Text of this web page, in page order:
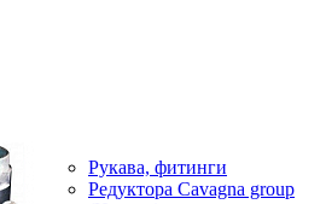
Рукава, фитинги
Редуктора Cavagna group